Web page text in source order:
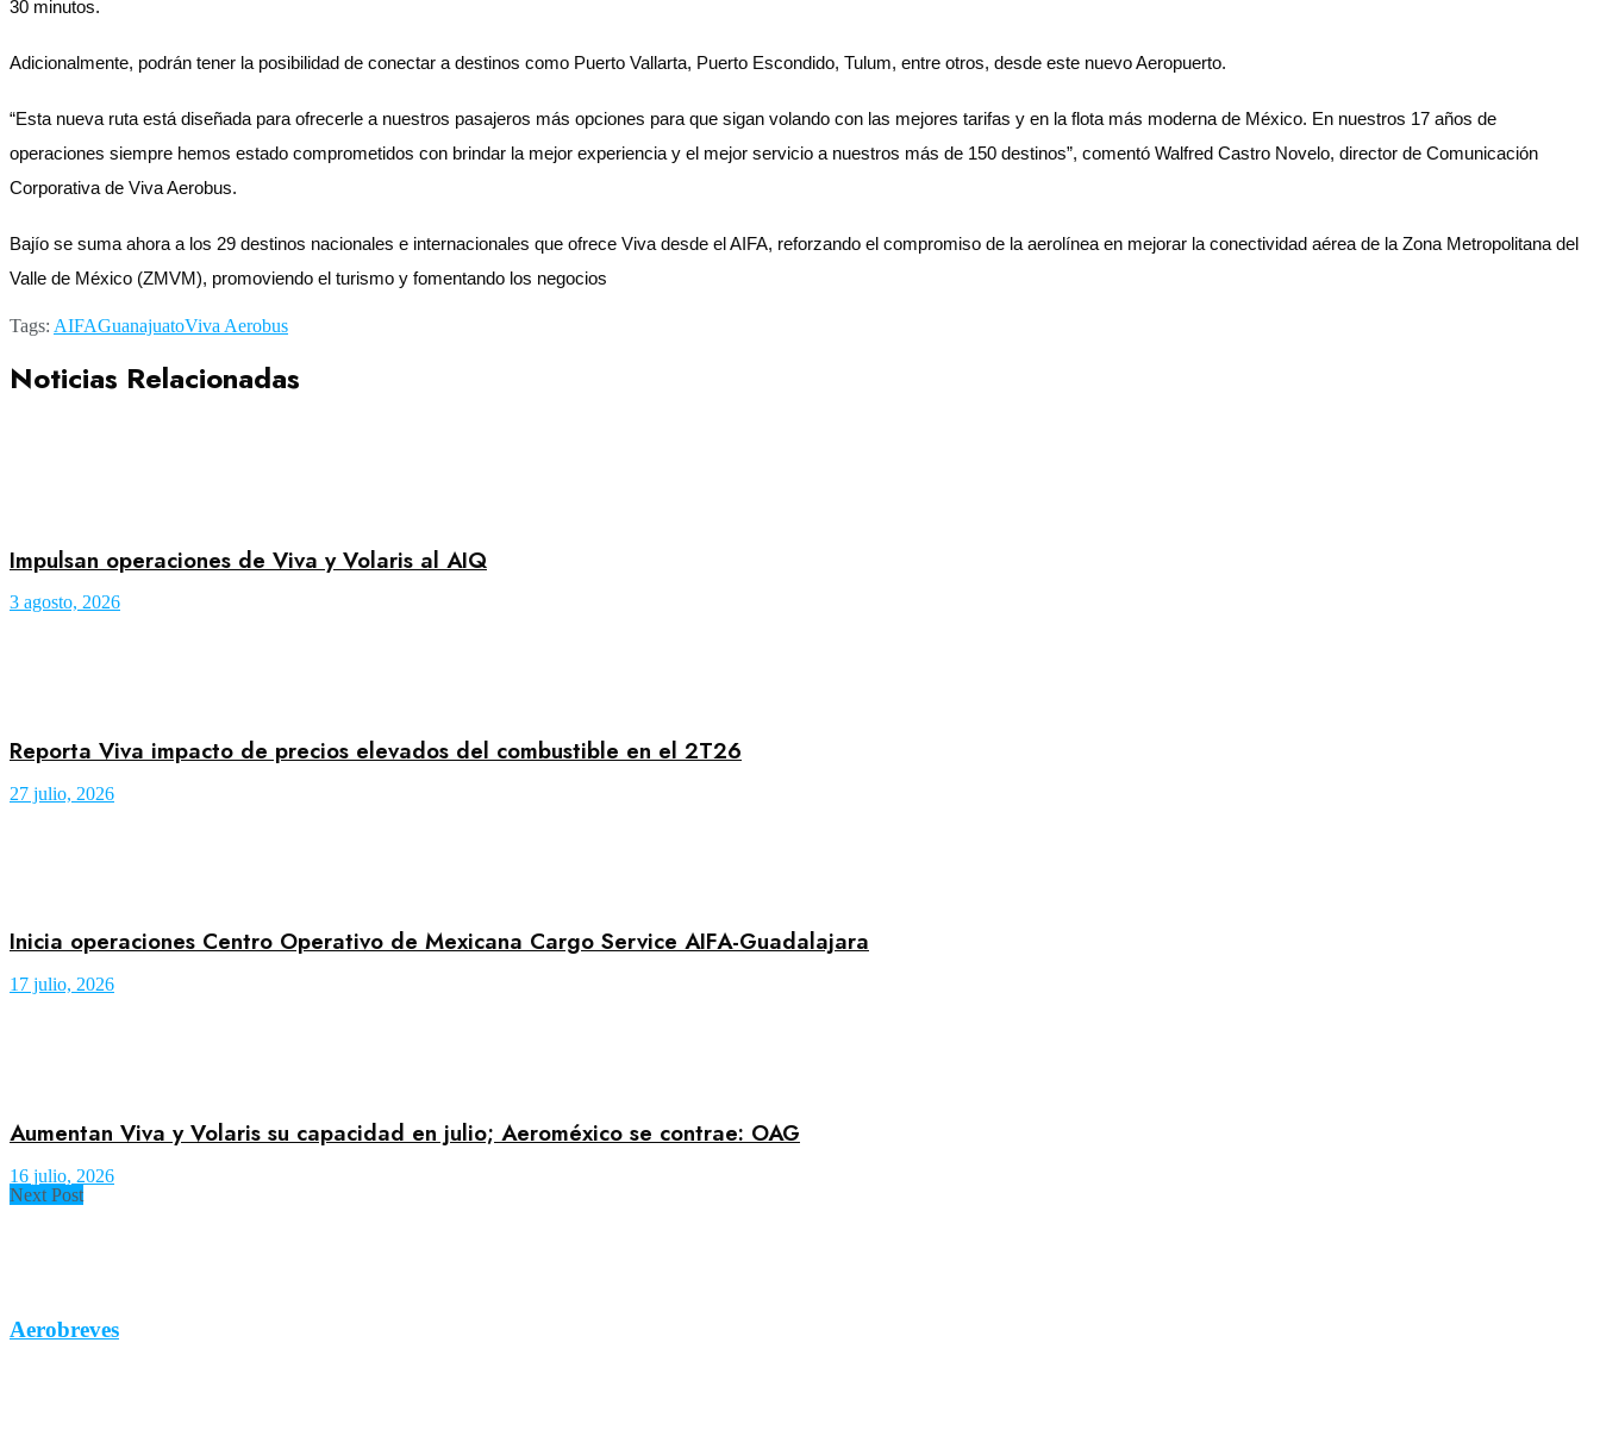
30 minutos.
Adicionalmente, podrán tener la posibilidad de conectar a destinos como Puerto Vallarta, Puerto Escondido, Tulum, entre otros, desde este nuevo Aeropuerto.
“Esta nueva ruta está diseñada para ofrecerle a nuestros pasajeros más opciones para que sigan volando con las mejores tarifas y en la flota más moderna de México. En nuestros 17 años de
operaciones siempre hemos estado comprometidos con brindar la mejor experiencia y el mejor servicio a nuestros más de 150 destinos”, comentó Walfred Castro Novelo, director de Comunicación
Corporativa de Viva Aerobus.
Bajío se suma ahora a los 29 destinos nacionales e internacionales que ofrece Viva desde el AIFA, reforzando el compromiso de la aerolínea en mejorar la conectividad aérea de la Zona Metropolitana del
Valle de México (ZMVM), promoviendo el turismo y fomentando los negocios
Tags: AIFAGuanajuatoViva Aerobus
Noticias Relacionadas
Impulsan operaciones de Viva y Volaris al AIQ
3 agosto, 2026
Reporta Viva impacto de precios elevados del combustible en el 2T26
27 julio, 2026
Inicia operaciones Centro Operativo de Mexicana Cargo Service AIFA-Guadalajara
17 julio, 2026
Aumentan Viva y Volaris su capacidad en julio; Aeroméxico se contrae: OAG
16 julio, 2026
Next Post
Aerobreves